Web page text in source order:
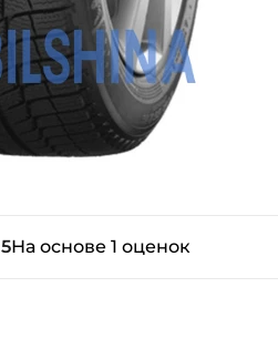
5На основе 1 оценок